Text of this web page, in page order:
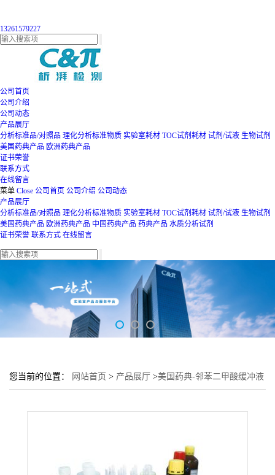
13261579227
公司首页
公司介绍
公司动态
产品展厅
分析标准品/对照品 理化分析标准物质 实验室耗材 TOC试剂耗材 试剂/试液 生物试剂
美国药典产品 欧洲药典产品
证书荣誉
联系方式
在线留言
菜单 Close 公司首页 公司介绍 公司动态
产品展厅
分析标准品/对照品 理化分析标准物质 实验室耗材 TOC试剂耗材 试剂/试液 生物试剂
美国药典产品 欧洲药典产品 中国药典产品 药典产品 水质分析试剂
证书荣誉 联系方式 在线留言
您当前的位置： 网站首页 > 产品展厅 >美国药典-邻苯二甲酸缓冲液